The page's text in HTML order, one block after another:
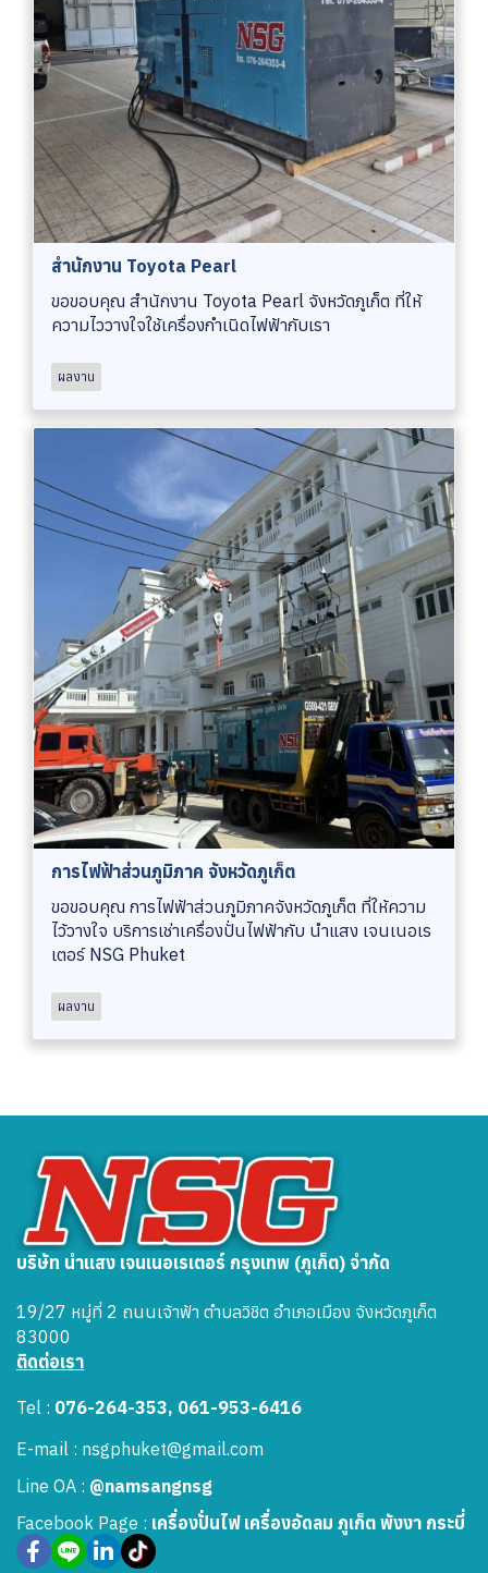
สำนักงาน Toyota Pearl
ขอขอบคุณ สำนักงาน Toyota Pearl จังหวัดภูเก็ต ที่ให้
ความไววางใจใช้เครื่องกำเนิดไฟฟ้ากับเรา
ผลงาน
การไฟฟ้าส่วนภูมิภาค จังหวัดภูเก็ต
ขอขอบคุณ การไฟฟ้าส่วนภูมิภาคจังหวัดภูเก็ต ที่ให้ความ
ไว้วางใจ บริการเช่าเครื่องปั่นไฟฟ้ากับ นำแสง เจนเนอเร
เตอร์ NSG Phuket
ผลงาน
บริษัท นำแสง เจนเนอเรเตอร์ กรุงเทพ (ภูเก็ต) จำกัด
19/27 หมู่ที่ 2 ถนนเจ้าฟ้า ตำบลวิชิต อำเภอเมือง จังหวัดภูเก็ต
83000
ติดต่อเรา
Tel : 076-264-353, 061-953-6416
E-mail : nsgphuket@gmail.com
Line OA : @namsangnsg
Facebook Page : เครื่องปั่นไฟ เครื่องอัดลม ภูเก็ต พังงา กระบี่